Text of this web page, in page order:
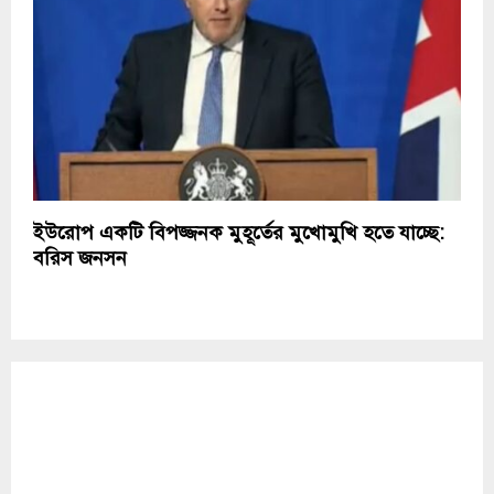
ইউরোপ একটি বিপজ্জনক মুহূর্তের মুখোমুখি হতে যাচ্ছে:
বরিস জনসন